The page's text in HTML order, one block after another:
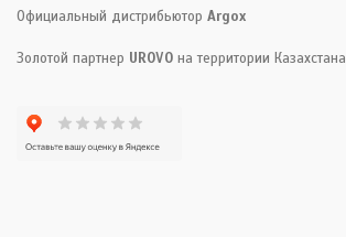
Официальный дистрибьютор Argox
Золотой партнер UROVO на территории Казахстана